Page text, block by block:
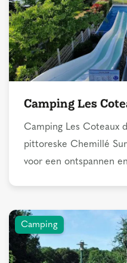
Camping Les
Camping Les Coteaux
pittoreske Chemillé
voor een ontspannen
Camping